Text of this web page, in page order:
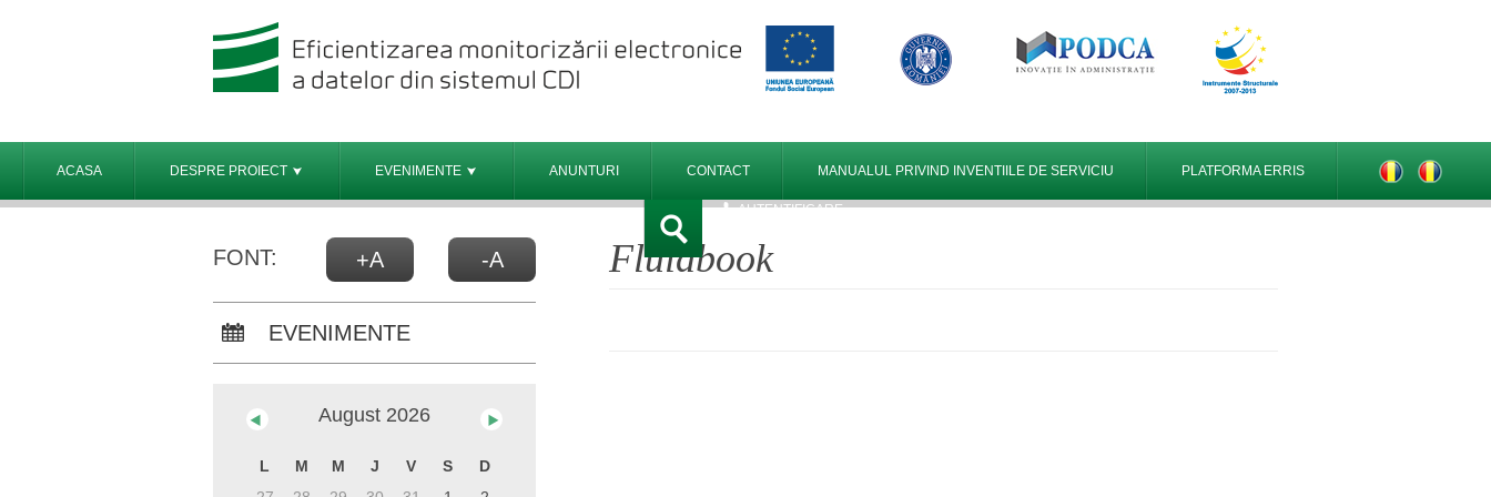
ACASA DESPRE PROIECT EVENIMENTE ANUNTURI CONTACT MANUALUL PRIVIND INVENTIILE DE SERVICIU PLATFORMA ERRIS
AUTENTIFICARE
Fluidbook
FONT: +A -A
EVENIMENTE
August 2026
L M M J V S
D